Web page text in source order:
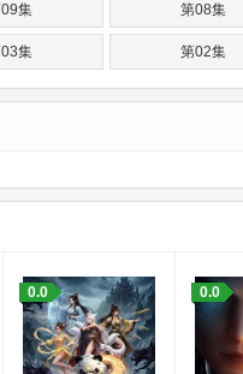
集 第08集
集 第02集
0.0 0.0